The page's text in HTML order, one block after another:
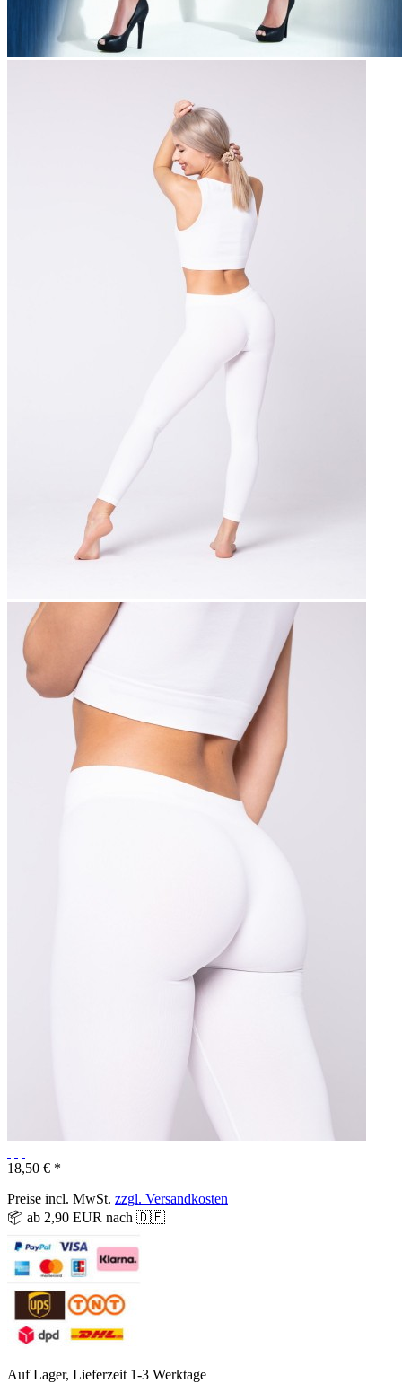
18,50 € *
Preise incl. MwSt. zzgl. Versandkosten
📦 ab 2,90 EUR nach 🇩🇪
Auf Lager, Lieferzeit 1-3 Werktage